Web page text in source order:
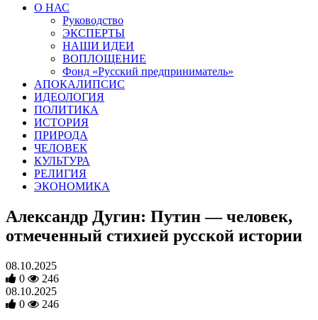
О НАС
Руководство
ЭКСПЕРТЫ
НАШИ ИДЕИ
ВОПЛОЩЕНИЕ
Фонд «Русский предприниматель»
АПОКАЛИПСИС
ИДЕОЛОГИЯ
ПОЛИТИКА
ИСТОРИЯ
ПРИРОДА
ЧЕЛОВЕК
КУЛЬТУРА
РЕЛИГИЯ
ЭКОНОМИКА
Александр Дугин: Путин — человек,
отмеченный стихией русской истории
08.10.2025
0
246
08.10.2025
0
246